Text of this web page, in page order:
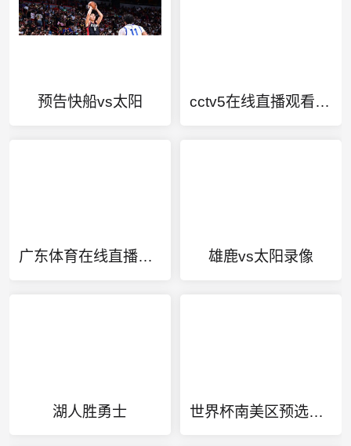
预告快船vs太阳 cctv5在线直播观看乒乓球决赛
广东体育在线直播电视 雄鹿vs太阳录像
湖人胜勇士 世界杯南美区预选赛直播版权